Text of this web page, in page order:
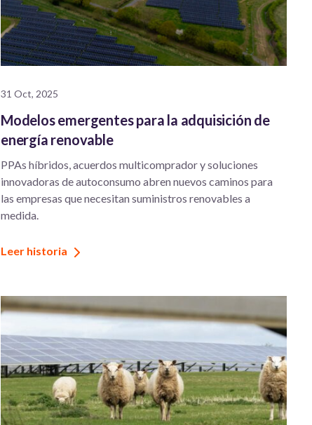
31 Oct, 2025
Modelos emergentes para la adquisición de
energía renovable
PPAs híbridos, acuerdos multicomprador y soluciones
innovadoras de autoconsumo abren nuevos caminos para
las empresas que necesitan suministros renovables a
medida.
Leer historia